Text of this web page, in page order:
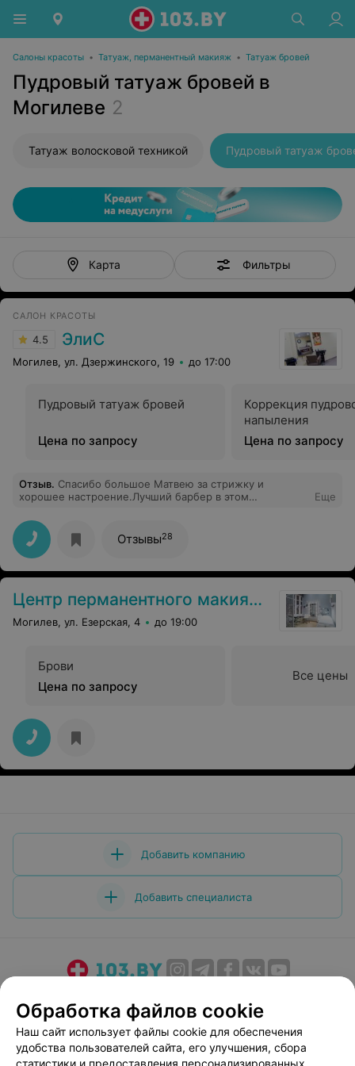
Салоны красоты • Татуаж, перманентный макияж • Татуаж бровей
Пудровый татуаж бровей в
Могилеве 2
Татуаж волосковой техникой Пудровый татуаж
Карта Фильтры
САЛОН КРАСОТЫ
4.5 ЭлиС
Могилев, ул. Дзержинского, 19 до 17:00
Пудровый татуаж бровей
Цена по запросу
Коррекция
напыления
Цена по запросу
Отзыв. Спасибо большое Матвею за стрижку и
хорошее настроение.Лучший барбер в этом
Еще
Отзывы28
Центр перманентного макияжа
Могилев, ул. Езерская, 4 до 19:00
Брови
Цена по запросу
Все цены
Добавить компанию
Добавить специалиста
Медицинский маркетинг
Публичный договор
Пользовательское соглашение
Способы оплаты
Вакансии
Партнеры
Обработка файлов cookie
Наш сайт использует файлы cookie для обеспечения
удобства пользователей сайта, его улучшения, сбора
статистики и предоставления персонализированных